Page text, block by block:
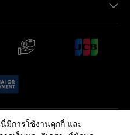
นโยบายคุกกี้
มีการใช้งานคุกกี้ และ